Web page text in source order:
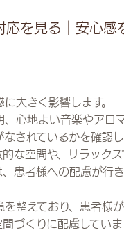
応を見る｜安心感
大きく影響します。
心地よい音楽やアロ
されているかを確認し
な空間や、リラック
患者様への配慮が行き
整えており、患者様が
づくりに配慮していま